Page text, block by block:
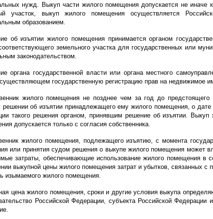
нужд. Выкуп части жилого помещения допускается не иначе
участок, выкуп жилого помещения осуществляется
образованием.
об изъятии жилого помещения принимается органом
земельного участка для государственных или
законодательством.
органа государственной власти или органа местного
государственную регистрацию прав на недвижимое
жилого помещения не позднее чем за год до
решении об изъятии принадлежащего ему жилого помещения, о
такого решения органом, принявшим решение об изъятии.
допускается только с согласия собственника.
жилого помещения, подлежащего изъятию, с момента
или принятия судом решения о выкупе жилого помещения может
затраты, обеспечивающие использование жилого помещения в
выкупной цены жилого помещения затрат и убытков, связанных
изымаемого жилого помещения.
цена жилого помещения, сроки и другие условия выкупа
Российской Федерации, субъекта Российской